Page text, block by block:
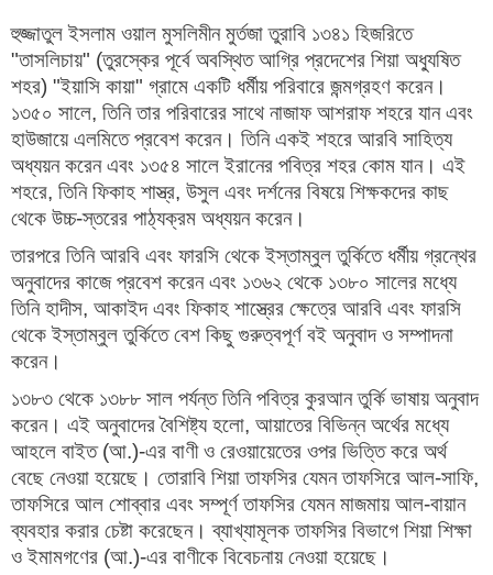
হুজ্জাতুল ইসলাম ওয়াল মুসলিমীন মুর্তজা তুরাবি ১৩৪১ হিজরিতে
"তাসলিচায়" (তুরস্কের পূর্বে অবস্থিত আগ্রি প্রদেশের শিয়া অধ্যুষিত
শহর) "ইয়াসি কায়া" গ্রামে একটি ধর্মীয় পরিবারে জন্মগ্রহণ করেন।
১৩৫০ সালে, তিনি তার পরিবারের সাথে নাজাফ আশরাফ শহরে যান এবং
হাউজায়ে এলমিতে প্রবেশ করেন। তিনি একই শহরে আরবি সাহিত্য
অধ্যয়ন করেন এবং ১৩৫৪ সালে ইরানের পবিত্র শহর কোম যান। এই
শহরে, তিনি ফিকাহ শাস্ত্র, উসুল এবং দর্শনের বিষয়ে শিক্ষকদের কাছ
থেকে উচ্চ-স্তরের পাঠ্যক্রম অধ্যয়ন করেন।
তারপরে তিনি আরবি এবং ফারসি থেকে ইস্তাম্বুল তুর্কিতে ধর্মীয় গ্রন্থের
অনুবাদের কাজে প্রবেশ করেন এবং ১৩৬২ থেকে ১৩৮০ সালের মধ্যে
তিনি হাদীস, আকাইদ এবং ফিকাহ শাস্ত্রের ক্ষেত্রে আরবি এবং ফারসি
থেকে ইস্তাম্বুল তুর্কিতে বেশ কিছু গুরুত্বপূর্ণ বই অনুবাদ ও সম্পাদনা
করেন।
১৩৮৩ থেকে ১৩৮৮ সাল পর্যন্ত তিনি পবিত্র কুরআন তুর্কি ভাষায় অনুবাদ
করেন। এই অনুবাদের বৈশিষ্ট্য হলো, আয়াতের বিভিন্ন অর্থের মধ্যে
আহলে বাইত (আ.)-এর বাণী ও রেওয়ায়েতের ওপর ভিত্তি করে অর্থ
বেছে নেওয়া হয়েছে। তোরাবি শিয়া তাফসির যেমন তাফসিরে আল-সাফি,
তাফসিরে আল শোব্বার এবং সম্পূর্ণ তাফসির যেমন মাজমায় আল-বায়ান
ব্যবহার করার চেষ্টা করেছেন। ব্যাখ্যামূলক তাফসির বিভাগে শিয়া শিক্ষা
ও ইমামগণের (আ.)-এর বাণীকে বিবেচনায় নেওয়া হয়েছে।